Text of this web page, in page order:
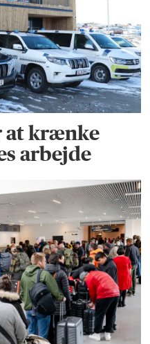
at krænke
arbejde